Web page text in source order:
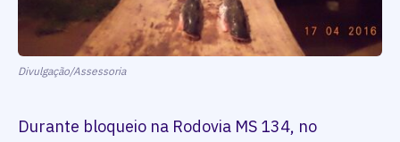
Divulgação/Assessoria
Durante bloqueio na Rodovia MS 134, no